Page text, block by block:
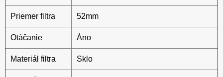
Priemer filtra 52mm
Otáčanie Áno
Materiál filtra Sklo